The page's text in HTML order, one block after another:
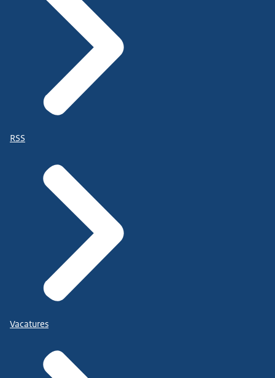
RSS
Vacatures